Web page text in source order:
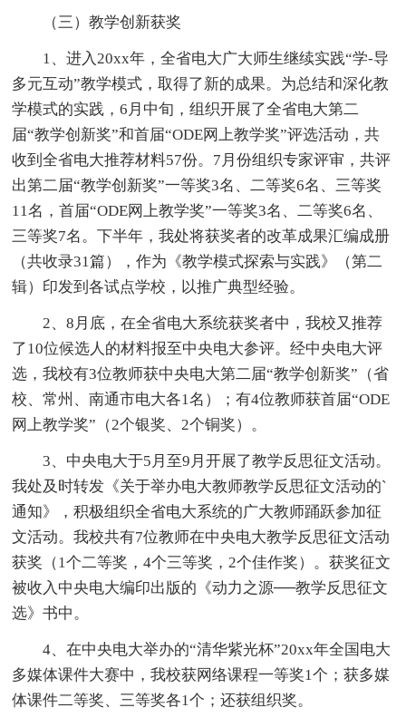
（三）教学创新获奖
1、进入20xx年，全省电大广大师生继续实践“学-导
多元互动”教学模式，取得了新的成果。为总结和深化教
学模式的实践，6月中旬，组织开展了全省电大第二
届“教学创新奖”和首届“ODE网上教学奖”评选活动，共
收到全省电大推荐材料57份。7月份组织专家评审，共评
出第二届“教学创新奖”一等奖3名、二等奖6名、三等奖
11名，首届“ODE网上教学奖”一等奖3名、二等奖6名、
三等奖7名。下半年，我处将获奖者的改革成果汇编成册
（共收录31篇），作为《教学模式探索与实践》（第二
辑）印发到各试点学校，以推广典型经验。
2、8月底，在全省电大系统获奖者中，我校又推荐
了10位候选人的材料报至中央电大参评。经中央电大评
选，我校有3位教师获中央电大第二届“教学创新奖”（省
校、常州、南通市电大各1名）；有4位教师获首届“ODE
网上教学奖”（2个银奖、2个铜奖）。
3、中央电大于5月至9月开展了教学反思征文活动。
我处及时转发《关于举办电大教师教学反思征文活动的`
通知》，积极组织全省电大系统的广大教师踊跃参加征
文活动。我校共有7位教师在中央电大教学反思征文活动
获奖（1个二等奖，4个三等奖，2个佳作奖）。获奖征文
被收入中央电大编印出版的《动力之源──教学反思征文
选》书中。
4、在中央电大举办的“清华紫光杯”20xx年全国电大
多媒体课件大赛中，我校获网络课程一等奖1个；获多媒
体课件二等奖、三等奖各1个；还获组织奖。